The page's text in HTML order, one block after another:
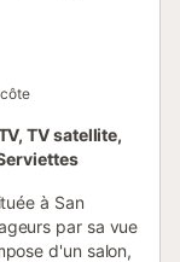
TV satellite,
à San
par sa vue
d'un salon,